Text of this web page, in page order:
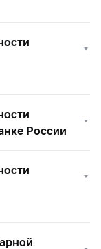
России